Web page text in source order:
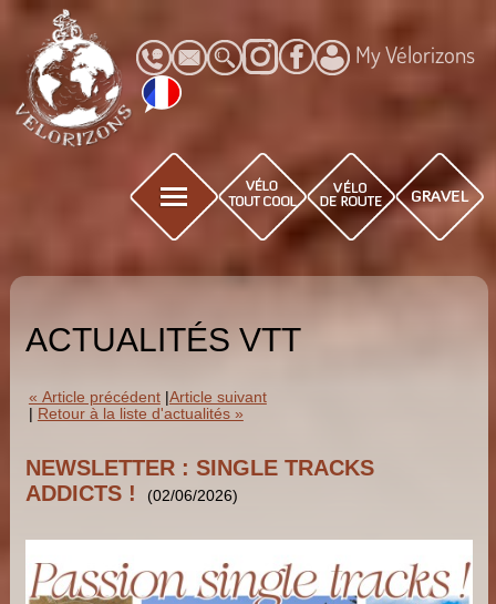
My Vélorizons
ACTUALITÉS VTT
« Article précédent| Article suivant
Retour à la liste d'actualités »
NEWSLETTER : SINGLE TRACKS
ADDICTS !
(02/06/2026)